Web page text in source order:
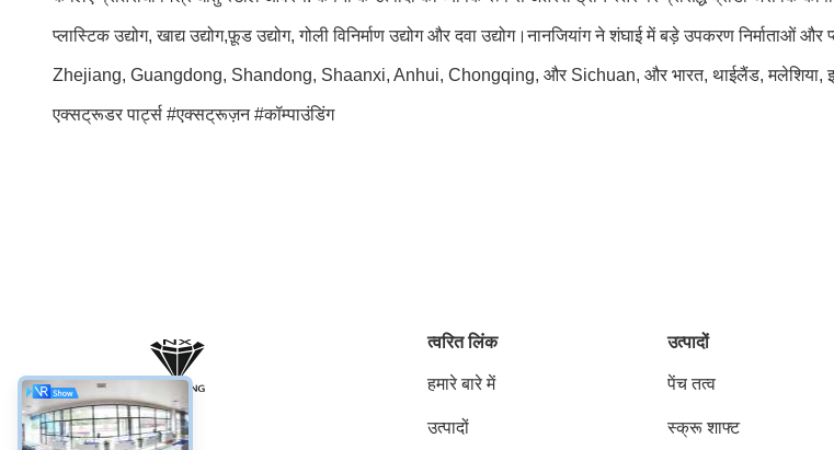
प्लास्टिक उद्योग, खाद्य उद्योग,फ़ूड उद्योग, गोली विनिर्माण उद्योग और दवा उद्योग।नानजियांग ने शंघाई में बड़े उपकरण
Zhejiang, Guangdong, Shandong, Shaanxi, Anhui, Chongqing, और Sichuan, और भारत, थाईलैंड, मलेशिया,
एक्सट्रूडर पार्ट्स #एक्सट्रूज़न #कॉम्पाउंडिंग
त्वरित लिंक
हमारे बारे में
उत्पादों
उत्पादों
पेंच तत्व
स्क्रू शाफ्ट